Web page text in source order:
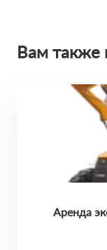
Вам также
Аренда